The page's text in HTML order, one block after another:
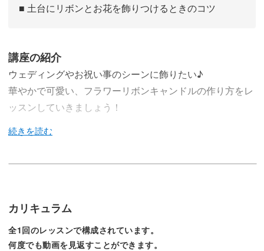
■ 土台にリボンとお花を飾りつけるときのコツ
講座の紹介
ウェディングやお祝い事のシーンに飾りたい♪
華やかで可愛い、フラワーリボンキャンドルの作り方をレ
ッスンしていきましょう！
ていきます♪
インパクトがあるブルーの大きなリボンに、淡いピンクの
カリキュラム
全1回のレッスンで構成されています。
何度でも動画を見返すことができます。